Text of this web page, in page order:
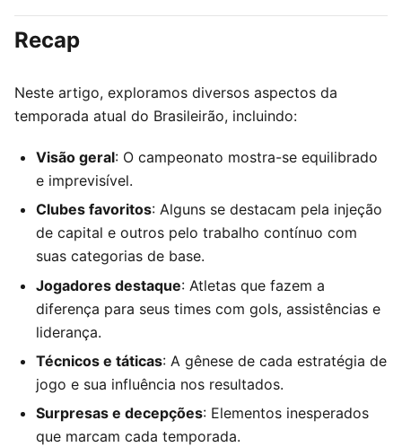
Recap
Neste artigo, exploramos diversos aspectos da
temporada atual do Brasileirão, incluindo:
Visão geral: O campeonato mostra-se equilibrado
e imprevisível.
Clubes favoritos: Alguns se destacam pela injeção
de capital e outros pelo trabalho contínuo com
suas categorias de base.
Jogadores destaque: Atletas que fazem a
diferença para seus times com gols, assistências e
liderança.
Técnicos e táticas: A gênese de cada estratégia de
jogo e sua influência nos resultados.
Surpresas e decepções: Elementos inesperados
que marcam cada temporada.